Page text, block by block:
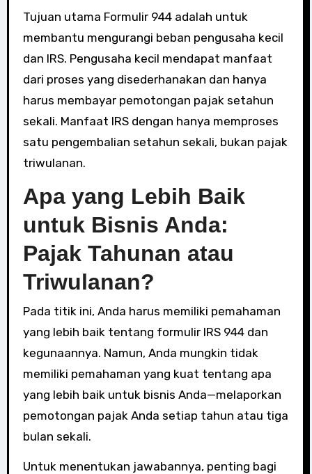
Tujuan utama Formulir 944 adalah untuk
membantu mengurangi beban pengusaha kecil
dan IRS. Pengusaha kecil mendapat manfaat
dari proses yang disederhanakan dan hanya
harus membayar pemotongan pajak setahun
sekali. Manfaat IRS dengan hanya memproses
satu pengembalian setahun sekali, bukan pajak
triwulanan.
Apa yang Lebih Baik
untuk Bisnis Anda:
Pajak Tahunan atau
Triwulanan?
Pada titik ini, Anda harus memiliki pemahaman
yang lebih baik tentang formulir IRS 944 dan
kegunaannya. Namun, Anda mungkin tidak
memiliki pemahaman yang kuat tentang apa
yang lebih baik untuk bisnis Anda—melaporkan
pemotongan pajak Anda setiap tahun atau tiga
bulan sekali.
Untuk menentukan jawabannya, penting bagi